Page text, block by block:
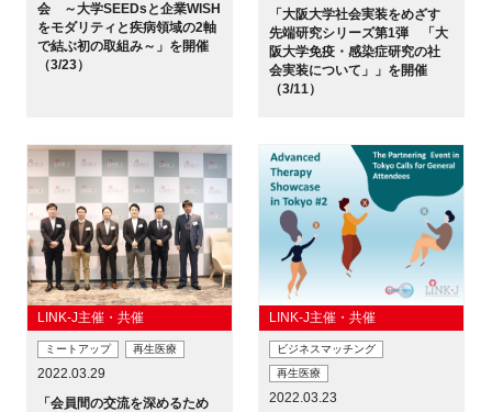
会 ～大学SEEDsと企業WISH
をモダリティと疾病領域の2軸
で結ぶ初の取組み～」を開催
（3/23）
「大阪大学社会実装をめざす
先端研究シリーズ第1弾 「大
阪大学免疫・感染症研究の社
会実装について」」を開催
（3/11）
LINK-J主催・共催
ミートアップ 再生医療
2022.03.29
「会員間の交流を深めるため
LINK-J主催・共催
ビジネスマッチング
再生医療
2022.03.23